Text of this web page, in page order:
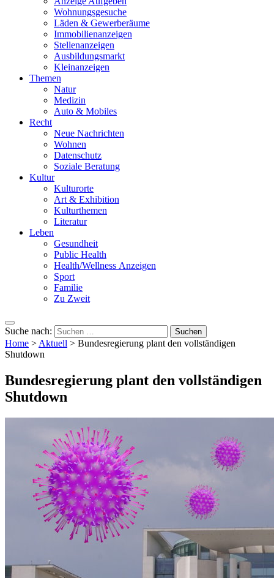
Wohnungsgesuche
Läden & Gewerberäume
Immobilienanzeigen
Stellenanzeigen
Ausbildungsmarkt
Kleinanzeigen
Themen
Natur
Medizin
Auto & Mobiles
Recht
Neue Nachrichten
Wohnen
Datenschutz
Soziale Beratung
Kultur
Kulturorte
Art & Exhibition
Kulturthemen
Literatur
Leben
Gesundheit
Public Health
Health/Wellness Anzeigen
Sport
Familie
Zu Zweit
Suche nach:
Home > Aktuell > Bundesregierung plant den vollständigen
Shutdown
Bundesregierung plant den vollständigen
Shutdown